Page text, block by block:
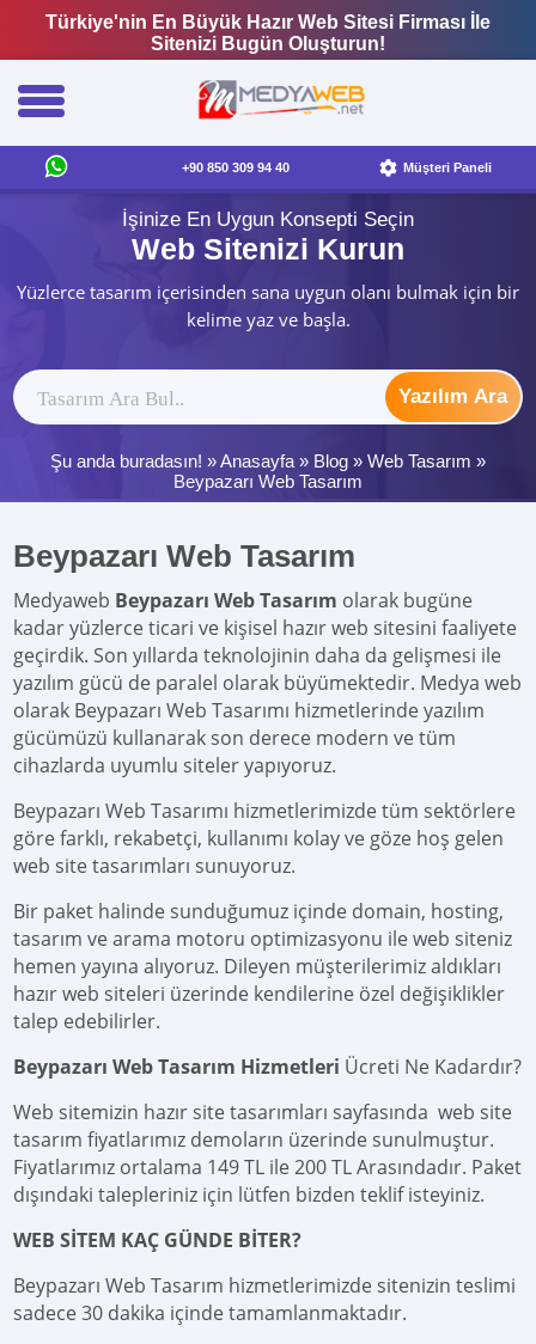
Türkiye'nin En Büyük Hazır Web Sitesi Firması İle
Sitenizi Bugün Oluşturun!
+90 850 309 94 40 Müşteri Paneli
İşinize En Uygun Konsepti Seçin
Web Sitenizi Kurun
Yüzlerce tasarım içerisinden sana uygun olanı bulmak için bir
kelime yaz ve başla.
Yazılım Ara
Şu anda buradasın! »Anasayfa » Blog » Web Tasarım »
Beypazarı Web Tasarım
Beypazarı Web Tasarım
Medyaweb Beypazarı Web Tasarım olarak bugüne
kadar yüzlerce ticari ve kişisel hazır web sitesini faaliyete
geçirdik. Son yıllarda teknolojinin daha da gelişmesi ile
yazılım gücü de paralel olarak büyümektedir. Medya web
olarak Beypazarı Web Tasarımı hizmetlerinde yazılım
gücümüzü kullanarak son derece modern ve tüm
cihazlarda uyumlu siteler yapıyoruz.
Beypazarı Web Tasarımı hizmetlerimizde tüm sektörlere
göre farklı, rekabetçi, kullanımı kolay ve göze hoş gelen
web site tasarımları sunuyoruz.
Bir paket halinde sunduğumuz içinde domain, hosting,
tasarım ve arama motoru optimizasyonu ile web siteniz
hemen yayına alıyoruz. Dileyen müşterilerimiz aldıkları
hazır web siteleri üzerinde kendilerine özel değişiklikler
talep edebilirler.
Beypazarı Web Tasarım Hizmetleri Ücreti Ne Kadardır?
Web sitemizin hazır site tasarımları sayfasında web site
tasarım fiyatlarımız demoların üzerinde sunulmuştur.
Fiyatlarımız ortalama 149 TL ile 200 TL Arasındadır. Paket
dışındaki talepleriniz için lütfen bizden teklif isteyiniz.
WEB SİTEM KAÇ GÜNDE BİTER?
Beypazarı Web Tasarım hizmetlerimizde sitenizin teslimi
sadece 30 dakika içinde tamamlanmaktadır.